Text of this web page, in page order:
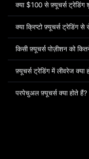
क्या $100 से फ़्यूचर्स ट्रेडिंग
क्या क्रिप्टो फ़्यूचर्स ट्रेडिंग
किसी फ़्यूचर्स पोज़ीशन को
फ़्यूचर्स ट्रेडिंग में लीवरेज क्या
परपेचुअल फ़्यूचर्स क्या होते हैं?